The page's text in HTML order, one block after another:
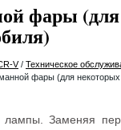
фары
V/ Техническое
фары (для некоторых
лампы. Заменяя